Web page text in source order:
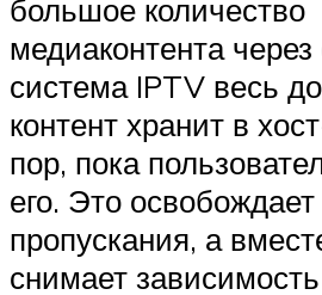
большое количество
медиаконтента
система IPTV весь
контент хранит в
пор, пока
его. Это
пропускания, а
снимает